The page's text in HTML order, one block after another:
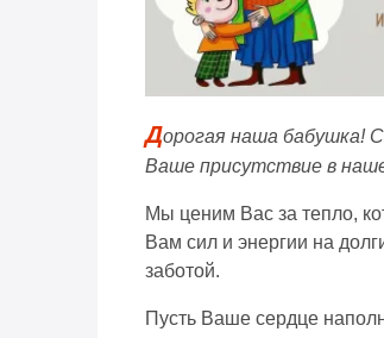
Дорогая наша бабушка!
Ваше присутствие в
Мы ценим Вас за тепло,
Вам сил и энергии на
заботой.
Пусть Ваше сердце